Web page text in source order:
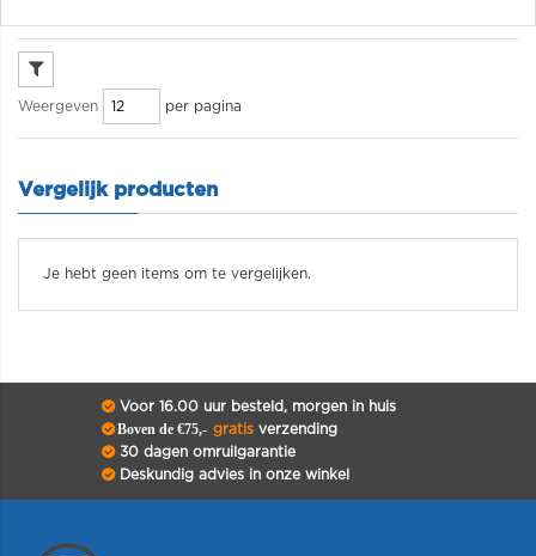
Weergeven per pagina
Vergelijk producten
Je hebt geen items om te vergelijken.
Voor 16.00 uur besteld, morgen in huis
Boven de €75,- gratisverzending
30 dagen omruilgarantie
Deskundig advies in onze winkel